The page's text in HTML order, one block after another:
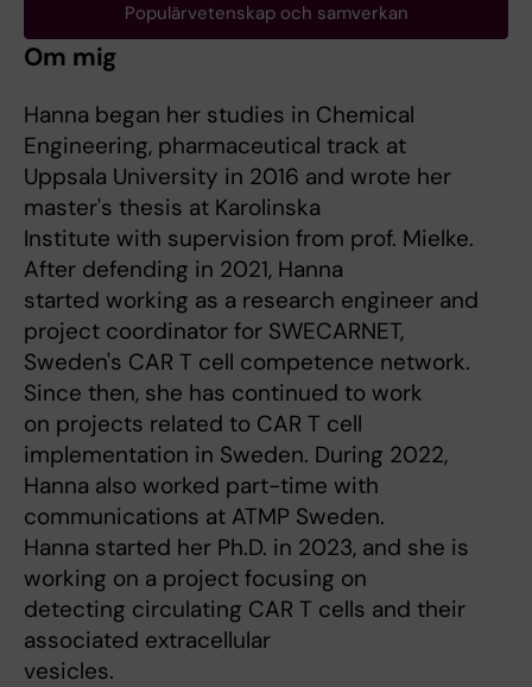
Populärvetenskap och samverkan
Om mig
Hanna began her studies in Chemical
Engineering, pharmaceutical track at
Uppsala University in 2016 and wrote her
master's thesis at Karolinska
Institute with supervision from prof. Mielke.
After defending in 2021, Hanna
started working as a research engineer and
project coordinator for SWECARNET,
Sweden's CAR T cell competence network.
Since then, she has continued to work
on projects related to CAR T cell
implementation in Sweden. During 2022,
Hanna also worked part-time with
communications at ATMP Sweden.
Hanna started her Ph.D. in 2023, and she is
working on a project focusing on
detecting circulating CAR T cells and their
associated extracellular
vesicles.